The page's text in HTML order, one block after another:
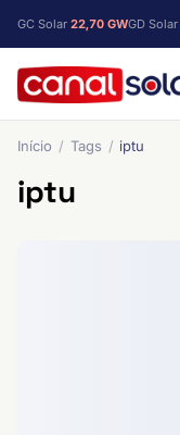
GC Solar 22,70 GWGD Solar
Início Tags iptu
iptu